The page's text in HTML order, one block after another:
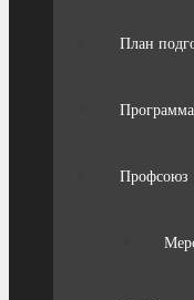
План
Профсоюз